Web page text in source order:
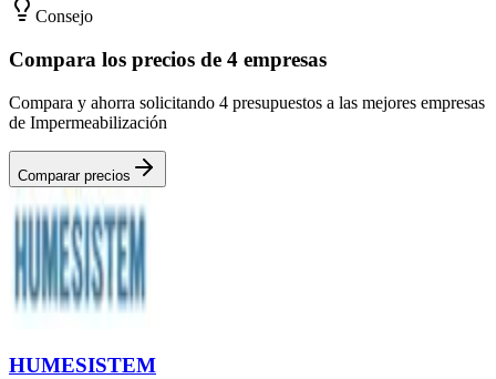
Consejo
Compara los precios de 4 empresas
Compara y ahorra solicitando 4 presupuestos a las mejores empresas
de Impermeabilización
Comparar precios
HUMESISTEM